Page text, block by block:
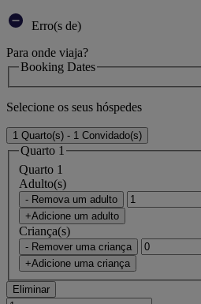
Erro(s de)
Para onde viaja?
Booking Dates
Selecione os seus hóspedes
1 Quarto(s) - 1 Convidado(s)
Quarto 1
Quarto 1
Adulto(s)
- Remova um adulto
+Adicione um adulto
Criança(s)
- Remover uma criança
+Adicione uma criança
Eliminar